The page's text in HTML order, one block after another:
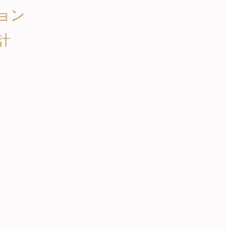
ン